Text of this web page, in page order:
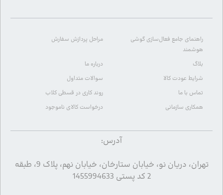
راهنمای جامع فعال‌سازی گوشی
هوشمند
مراحل پردازش سفارش
بلاگ
درباره ما
شرایط عودت کالا
سوالات متداول
تماس با ما
روند کاری در قسطی کلاب
همکاری سازمانی
درخواست کالای ناموجود
آدرس:
تهران، دریان نو، خیابان ستارخان، خیابان نهم، پلاک 9، طبقه
2 کد پستی 1455994633